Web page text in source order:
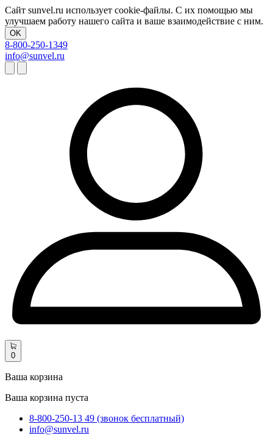
Сайт sunvel.ru использует cookie-файлы. С их помощью мы
улучшаем работу нашего сайта и ваше взаимодействие с ним.
OK
8-800-250-1349
info@sunvel.ru
0
Ваша корзина
Ваша корзина пуста
8-800-250-13 49 (звонок бесплатный)
info@sunvel.ru